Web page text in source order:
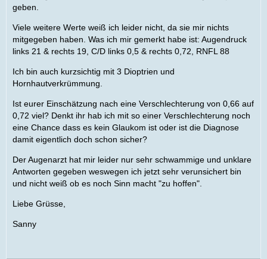
geben.
Viele weitere Werte weiß ich leider nicht, da sie mir nichts
mitgegeben haben. Was ich mir gemerkt habe ist: Augendruck
links 21 & rechts 19, C/D links 0,5 & rechts 0,72, RNFL 88
Ich bin auch kurzsichtig mit 3 Dioptrien und
Hornhautverkrümmung.
Ist eurer Einschätzung nach eine Verschlechterung von 0,66 auf
0,72 viel? Denkt ihr hab ich mit so einer Verschlechterung noch
eine Chance dass es kein Glaukom ist oder ist die Diagnose
damit eigentlich doch schon sicher?
Der Augenarzt hat mir leider nur sehr schwammige und unklare
Antworten gegeben weswegen ich jetzt sehr verunsichert bin
und nicht weiß ob es noch Sinn macht "zu hoffen".
Liebe Grüsse,
Sanny